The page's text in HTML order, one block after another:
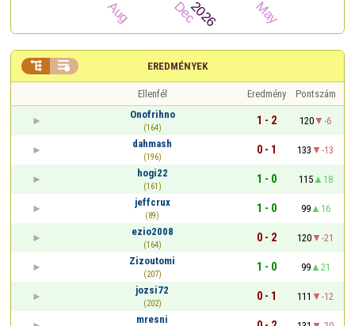
EREDMÉNYEK
 
Ellenfél Eredmény
Pontszám
Onofrihno
(164)
1 - 2 120
-6
dahmash
(196)
0 - 1 133
-13
hogi22
(161)
1 - 0 115
18
jeffcrux
(89)
1 - 0 99
16
ezio2008
(164)
0 - 2 120
-21
Zizoutomi
(207)
1 - 0 99
21
jozsi72
(202)
0 - 1 111
-12
mresni